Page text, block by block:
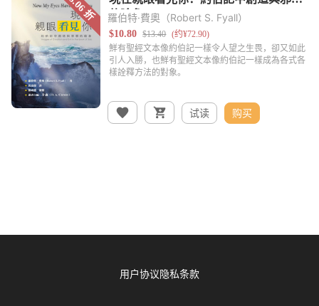
羅伯特·費奧（Robert S. Fyall）
试读 购买
用户协议隐私条款